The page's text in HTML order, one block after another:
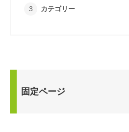
カテゴリー
固定ページ